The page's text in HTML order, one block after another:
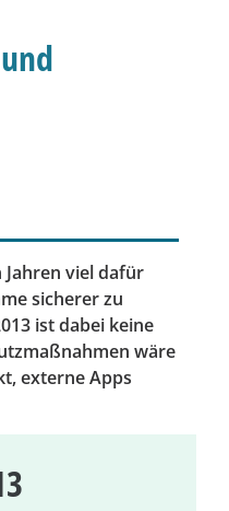
viel dafür
sicherer zu
ist dabei keine
wäre
externe Apps